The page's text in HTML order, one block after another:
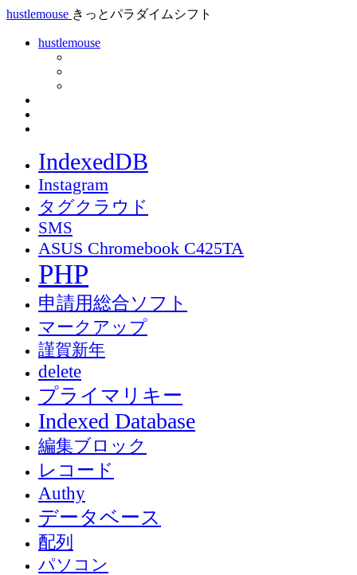
hustlemouse きっとパラダイムシフト
hustlemouse
IndexedDB
Instagram
タグクラウド
SMS
ASUS Chromebook C425TA
PHP
申請用総合ソフト
マークアップ
謹賀新年
delete
プライマリキー
Indexed Database
編集ブロック
レコード
Authy
データベース
配列
パソコン